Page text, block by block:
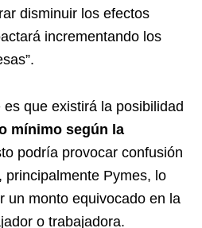
disminuir los efectos
incrementando los
que existirá la posibilidad
mínimo según la
podría provocar confusión
principalmente Pymes, lo
un monto equivocado en la
o trabajadora.